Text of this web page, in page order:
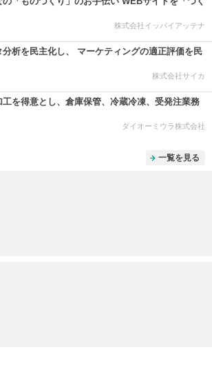
株式会社イッパイアッテナ
分析を民主化し、 マーケティングの適正評価を民
株式会社サイカ
工を得意とし、倉庫保管、冷蔵冷凍、受発注業務
ダイオーミウラ株式会社
一覧を見る